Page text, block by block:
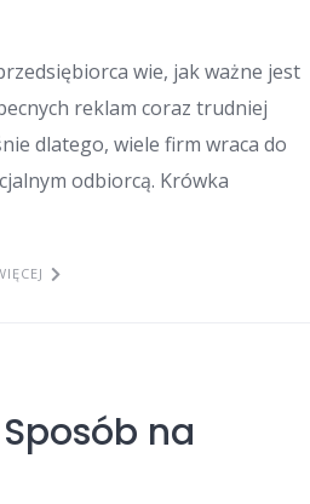
wie, jak ważne jest
reklam coraz trudniej
dlatego, wiele firm wraca do
odbiorcą. Krówka
na